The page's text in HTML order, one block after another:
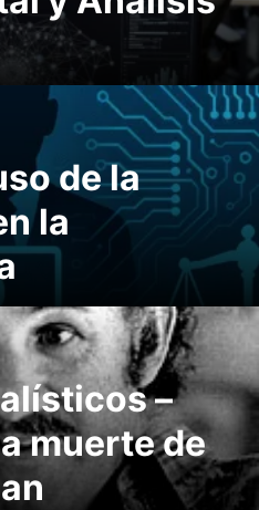
de la
la
–
muerte de